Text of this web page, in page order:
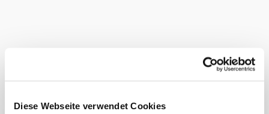
Diese Webseite verwendet Cookies
3,2 km/h
17° bis 29°